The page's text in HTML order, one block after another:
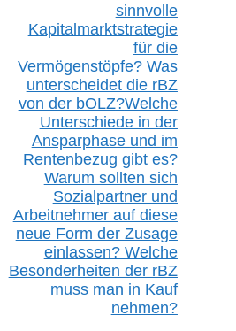
sinnvolle
Kapitalmarktstrategie
für die
Vermögenstöpfe? Was
unterscheidet die rBZ
von der bOLZ?Welche
Unterschiede in der
Ansparphase und im
Rentenbezug gibt es?
Warum sollten sich
Sozialpartner und
Arbeitnehmer auf diese
neue Form der Zusage
einlassen? Welche
Besonderheiten der rBZ
muss man in Kauf
nehmen?